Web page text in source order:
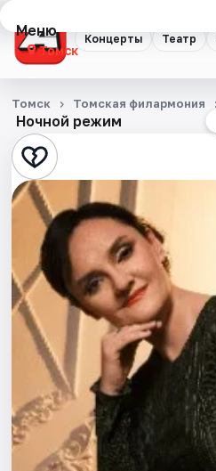
Концерты Театр
Меню
Томск
Концерты
Театр
Стендап
Выставки
Квесты
Экскурсии
События
Города
Площадки
Ночной режим
Томск Томская филармония